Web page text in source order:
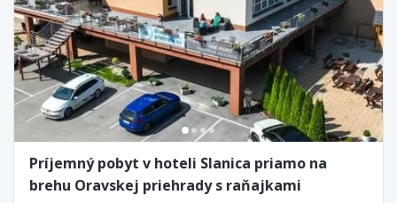
Príjemný pobyt v hoteli Slanica priamo na
brehu Oravskej priehrady s raňajkami